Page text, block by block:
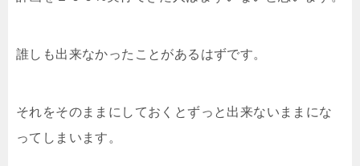
誰しも出来なかったことがあるはずです。
それをそのままにしておくとずっと出来ないままにな
ってしまいます。